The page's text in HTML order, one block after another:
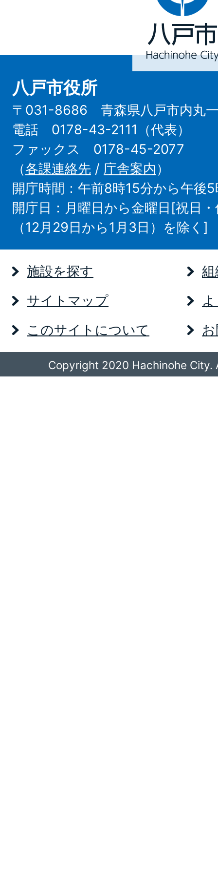
Hachinohe
City
八戸市役所
〒031-8686 青森県八戸市内丸一
電話 0178-43-2111（代表）
ファックス 0178-45-2077
（各課連絡先 / 庁舎案内）
開庁時間：午前8時15分から午後
開庁日：月曜日から金曜日[祝日
（12月29日から1月3日）を除く]
施設を探す
サイトマップ
このサイトについて
Copyright 2020 Hachinohe City.